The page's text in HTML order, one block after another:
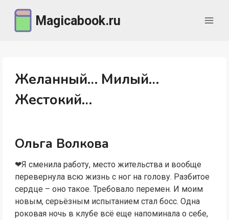
содержимому
Magicabook.ru
Желанный… Милый…
Жестокий…
Ольга Волкова
❤Я сменила работу, место жительства и вообще
перевернула всю жизнь с ног на голову. Разбитое
сердце – оно такое. Требовало перемен. И моим
новым, серьёзным испытанием стал босс. Одна
роковая ночь в клубе всё еще напоминала о себе,